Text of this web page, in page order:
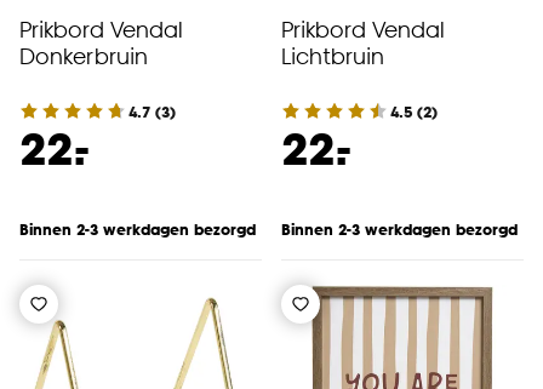
Prikbord Vendal
Donkerbruin
4.7 (3)
22.
-
Binnen 2-3 werkdagen bezorgd
Prikbord Vendal
Lichtbruin
4.5 (2)
22.
-
Binnen 2-3 werkdagen bezorgd